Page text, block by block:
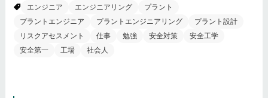
エンジニア
エンジニアリング
プラント
プラントエンジニア
プラントエンジニアリング
プラント設計
リスクアセスメント
仕事 勉強 安全対策
安全工学
安全第一
工場 社会人